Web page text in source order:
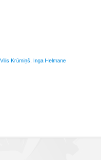
Vilis Krūmiņš Inga Helmane